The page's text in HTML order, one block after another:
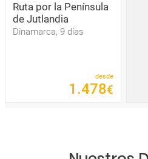
Ruta por la Península
de Jutlandia
Dinamarca, 9 días
desde
1 .478€